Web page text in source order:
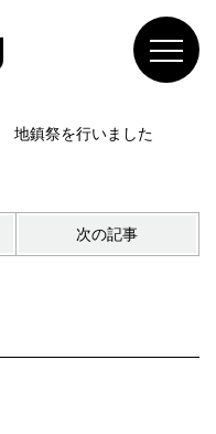
地鎮祭を行いました
次の記事